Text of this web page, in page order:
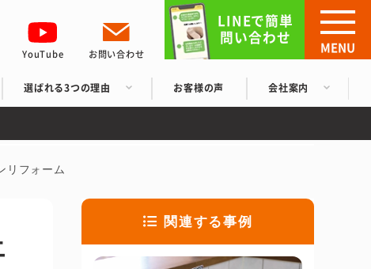
YouTube お問い合わせ
選ばれる3つの理由 お客様の声 会社案内
LINEで簡単
問い合わせ
MENU
リフォーム
関連する事例